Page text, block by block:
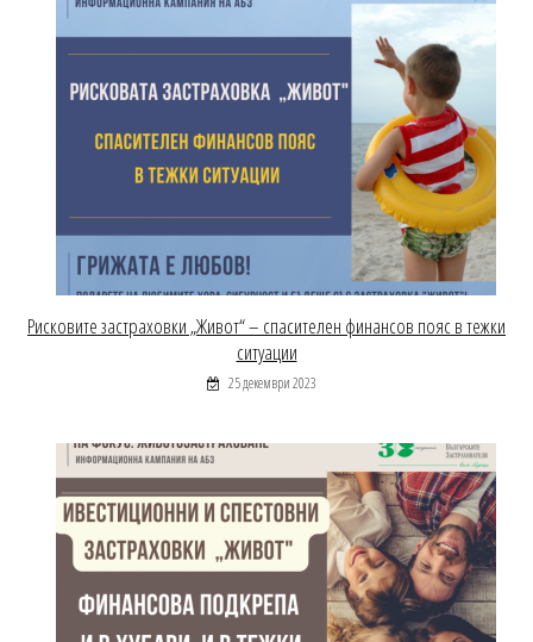
Рисковите застраховки „Живот“ – спасителен финансов пояс в тежки
ситуации
25 декември 2023